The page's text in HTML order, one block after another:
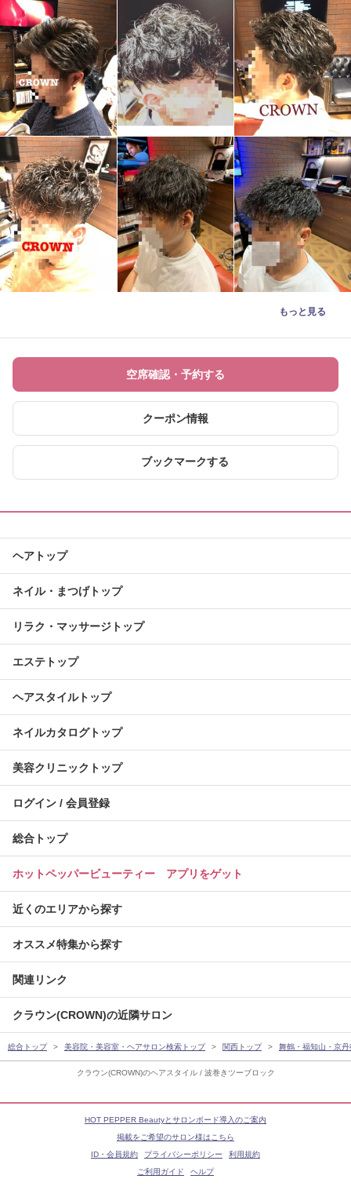
クラウン(CROWN)のヘアスタイル / 波巻きツーブロック
もっと見る
空席確認・予約する
クーポン情報
ブックマークする
ヘアトップ
ネイル・まつげトップ
リラク・マッサージトップ
エステトップ
ヘアスタイルトップ
ネイルカタログトップ
美容クリニックトップ
ログイン / 会員登録
総合トップ
ホットペッパービューティー アプリをゲット
近くのエリアから探す
オススメ特集から探す
関連リンク
クラウン(CROWN)の近隣サロン
総合トップ 美容院・美容室・ヘアサロン検索トップ 関西トップ 舞鶴・福知山・京
HOT PEPPER Beautyとサロンボード導入のご案内
掲載をご希望のサロン様はこちら
ID・会員規約
プライバシーポリシー
利用規約
ご利用ガイド
ヘルプ